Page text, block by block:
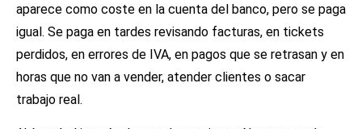
aparece como coste en la cuenta del banco, pero se paga
igual. Se paga en tardes revisando facturas, en tickets
perdidos, en errores de IVA, en pagos que se retrasan y en
horas que no van a vender, atender clientes o sacar
trabajo real.